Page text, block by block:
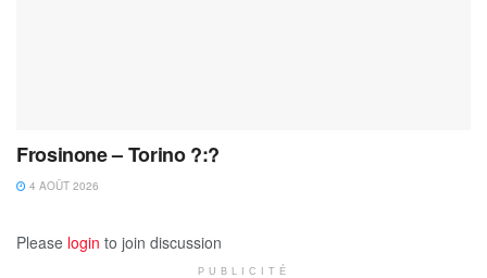
Frosinone – Torino ?:?
4 AOÛT 2026
Please login to join discussion
PUBLICITÉ